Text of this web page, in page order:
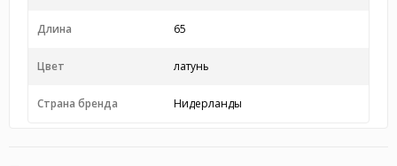
Длина 65
Цвет латунь
Страна бренда Нидерланды